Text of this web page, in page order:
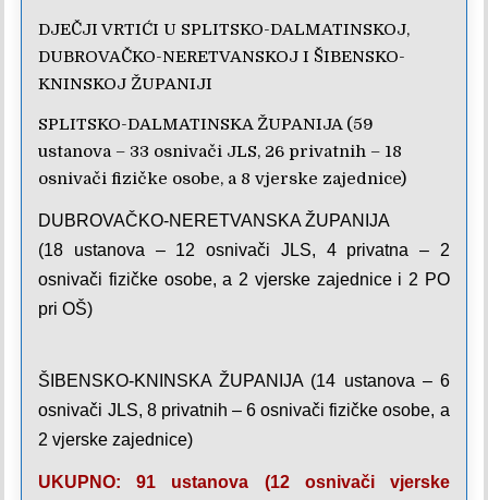
DJEČJI VRTIĆI U SPLITSKO-DALMATINSKOJ,
DUBROVAČKO-NERETVANSKOJ I ŠIBENSKO-
KNINSKOJ ŽUPANIJI
SPLITSKO-DALMATINSKA ŽUPANIJA (59
ustanova – 33 osnivači JLS, 26 privatnih – 18
osnivači fizičke osobe, a 8 vjerske zajednice)
DUBROVAČKO-NERETVANSKA ŽUPANIJA
(18 ustanova – 12 osnivači JLS, 4 privatna – 2
osnivači fizičke osobe, a 2 vjerske zajednice i 2 PO
pri OŠ)
ŠIBENSKO-KNINSKA ŽUPANIJA (14 ustanova – 6
osnivači JLS, 8 privatnih – 6 osnivači fizičke osobe, a
2 vjerske zajednice)
UKUPNO: 91 ustanova (12 osnivači vjerske